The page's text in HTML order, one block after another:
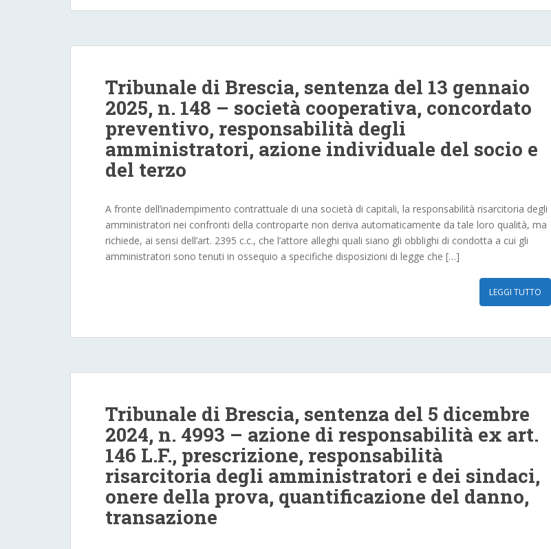
Tribunale di Brescia, sentenza del 13 gennaio
2025, n. 148 – società cooperativa, concordato
preventivo, responsabilità degli
amministratori, azione individuale del socio e
del terzo
A fronte dell’inadempimento contrattuale di una società di capitali, la responsabilità risarcitoria degli
amministratori nei confronti della controparte non deriva automaticamente da tale loro qualità, ma
richiede, ai sensi dell’art. 2395 c.c., che l’attore alleghi quali siano gli obblighi di condotta a cui gli
amministratori sono tenuti in ossequio a specifiche disposizioni di legge che […]
LEGGI TUTTO
Tribunale di Brescia, sentenza del 5 dicembre
2024, n. 4993 – azione di responsabilità ex art.
146 L.F., prescrizione, responsabilità
risarcitoria degli amministratori e dei sindaci,
onere della prova, quantificazione del danno,
transazione